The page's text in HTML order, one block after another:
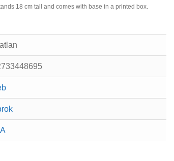
18 cm tall and comes with base in a printed box.